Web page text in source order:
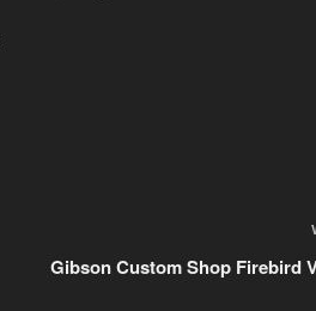
Gibson Custom Shop Firebird